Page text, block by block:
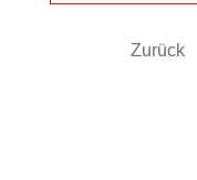
Zurück